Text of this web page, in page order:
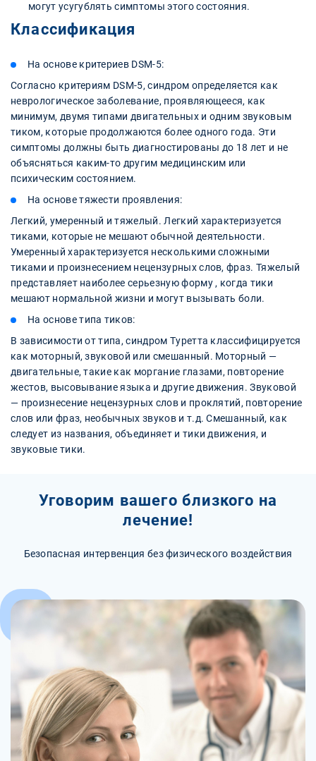
могут усугублять симптомы этого состояния.
Классификация
На основе критериев DSM-5:
Согласно критериям DSM-5, синдром определяется как
неврологическое заболевание, проявляющееся, как
минимум, двумя типами двигательных и одним звуковым
тиком, которые продолжаются более одного года. Эти
симптомы должны быть диагностированы до 18 лет и не
объясняться каким-то другим медицинским или
психическим состоянием.
На основе тяжести проявления:
Легкий, умеренный и тяжелый. Легкий характеризуется
тиками, которые не мешают обычной деятельности.
Умеренный характеризуется несколькими сложными
тиками и произнесением нецензурных слов, фраз. Тяжелый
представляет наиболее серьезную форму , когда тики
мешают нормальной жизни и могут вызывать боли.
На основе типа тиков:
В зависимости от типа, синдром Туретта классифицируется
как моторный, звуковой или смешанный. Моторный —
двигательные, такие как моргание глазами, повторение
жестов, высовывание языка и другие движения. Звуковой
— произнесение нецензурных слов и проклятий, повторение
слов или фраз, необычных звуков и т.д. Смешанный, как
следует из названия, объединяет и тики движения, и
звуковые тики.
Уговорим вашего близкого на
лечение!
Безопасная интервенция без физического воздействия